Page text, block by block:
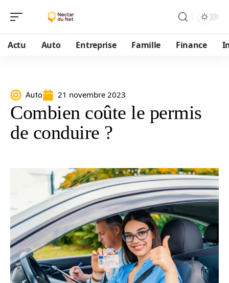
Actu Auto Entreprise Famille Finance
Auto 21 novembre 2023
Combien coûte le permis
de conduire ?